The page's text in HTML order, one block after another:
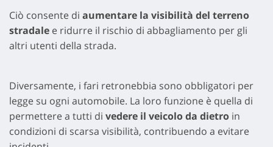
Ciò consente di aumentare la visibilità del terreno
stradale e ridurre il rischio di abbagliamento per gli
altri utenti della strada.
Diversamente, i fari retronebbia sono obbligatori per
legge su ogni automobile. La loro funzione è quella di
permettere a tutti di vedere il veicolo da dietro in
condizioni di scarsa visibilità, contribuendo a evitare